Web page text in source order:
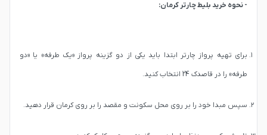
- نحوه خرید بلیط چارتر کرمان:
برای تهیه پرواز چارتر ابتدا باید یکی از دو گزینه پرواز «یک طرفه» یا «دو
طرفه» را در قاصدک 24 انتخاب کنید.
سپس مبدا خود را بر روی محل سکونت و مقصد را بر روی کرمان قرار دهید.